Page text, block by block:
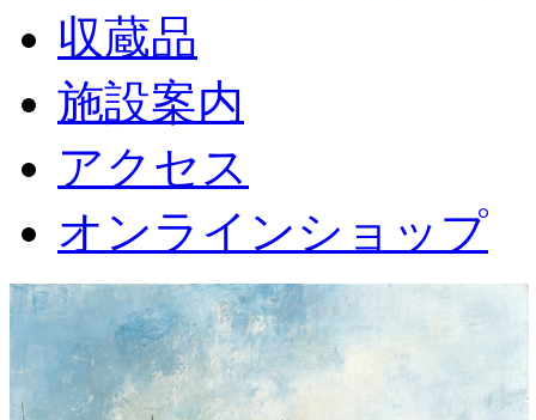
収蔵品
施設案内
アクセス
オンラインショップ